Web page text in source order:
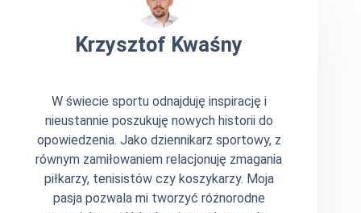
Krzysztof Kwaśny
W świecie sportu odnajduję inspirację i
nieustannie poszukuję nowych historii do
opowiedzenia. Jako dziennikarz sportowy, z
równym zamiłowaniem relacjonuję zmagania
piłkarzy, tenisistów czy koszykarzy. Moja
pasja pozwala mi tworzyć różnorodne